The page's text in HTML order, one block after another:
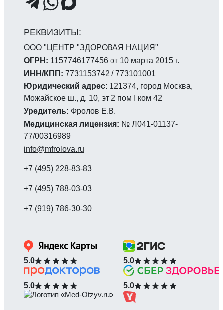
ООО "ЦЕНТР "ЗДОРОВАЯ НАЦИЯ"
ОГРН: 1157746177456 от 10 марта 2015 г.
ИНН/КПП: 7731153742 / 773101001
Юридический адрес: 121374, город Москва,
Можайское ш., д. 10, эт 2 пом I ком 42
Уредитель: Фролов Е.В.
Медицинская лицензия: № Л041-01137-
77/00316989
info@mfrolova.ru
5.0 5.0
5.0 5.0